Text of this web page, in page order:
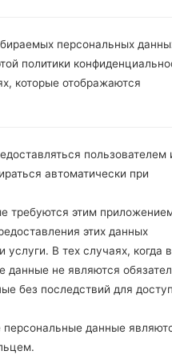
персональных
политики
которые отображаются
пользователем
автоматически при
требуются этим
этих данных
В тех случаях, когда
данные не являются
без последствий для
персональные данные